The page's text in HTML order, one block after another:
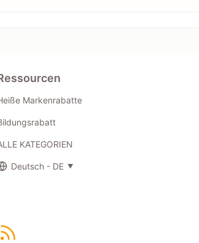
Markenrabatte
KATEGORIEN
Deutsch - DE